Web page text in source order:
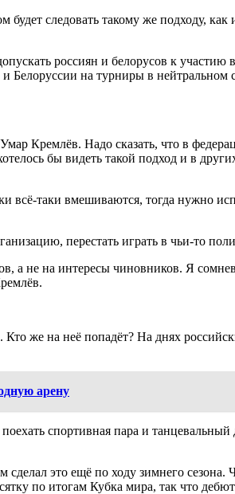
следовать такому же подходу,
россиян и белорусов к участию
Белоруссии на турниры в
Кремлёв. Надо сказать, что в
бы видеть такой подход и в
всё‑таки вмешиваются, тогда нужно
перестать играть в чьи‑то
а не на интересы чиновников. Я
же на неё попадёт? На днях
арену
спортивная пара и
это ещё по ходу зимнего
по итогам Кубка мира, так что